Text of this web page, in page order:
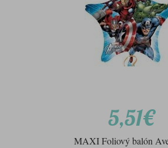
5,51€
MAXI Foliový balón